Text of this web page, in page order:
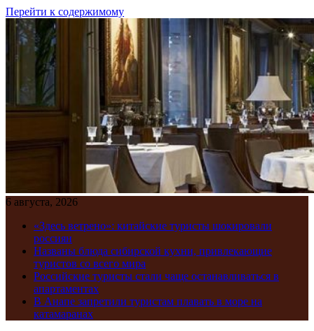
Перейти к содержимому
6 августа, 2026
«Здесь ветрено»: китайские туристы шокировали
россиян
Названы блюда сибирской кухни, привлекающие
туристов со всего мира
Российские туристы стали чаще останавливаться в
апартаментах
В Анапе запретили туристам плавать в море на
катамаранах